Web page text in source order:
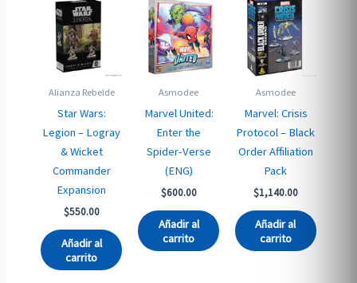
Alianza Rebelde
Star Wars:
Legion – Logray
& Wicket
Commander
Expansion
$550.00
Añadir al
carrito
Asmodee
Marvel United:
Enter the
Spider-Verse
(ENG)
$600.00
Añadir al
carrito
Asmodee
Marvel: Crisis
Protocol – Black
Order Affiliation
Pack
$1,140.00
Añadir al
carrito